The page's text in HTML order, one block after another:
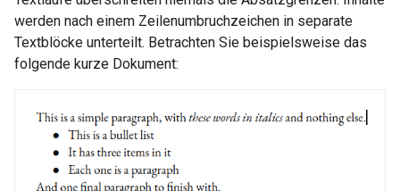
werden nach einem Zeilenumbruchzeichen in separate
Textblöcke unterteilt. Betrachten Sie beispielsweise das
folgende kurze Dokument: